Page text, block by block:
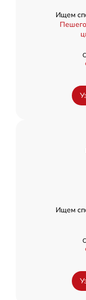
Ищем
Ищем